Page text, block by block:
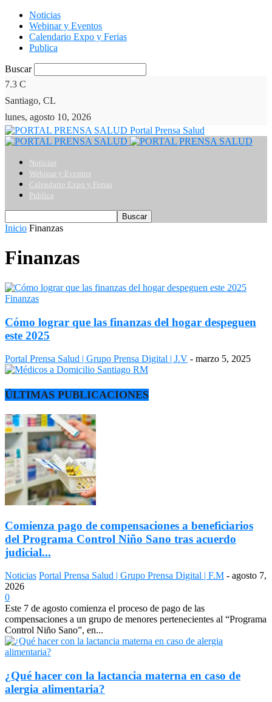
Noticias
Webinar y Eventos
Calendario Expo y Ferias
Publica
Buscar
7.3 C
Santiago, CL
lunes, agosto 10, 2026
Portal Prensa Salud
Noticias
Webinar y Eventos
Calendario Expo y Ferias
Publica
Inicio Finanzas
Finanzas
Finanzas
Cómo lograr que las finanzas del hogar despeguen
este 2025
Portal Prensa Salud | Grupo Prensa Digital | J.V - marzo 5, 2025
ÚLTIMAS PUBLICACIONES
Comienza pago de compensaciones a beneficiarios
del Programa Control Niño Sano tras acuerdo
judicial...
Noticias Portal Prensa Salud | Grupo Prensa Digital | F.M - agosto 7,
2026
0
Este 7 de agosto comienza el proceso de pago de las
compensaciones a un grupo de menores pertenecientes al “Programa
Control Niño Sano”, en...
¿Qué hacer con la lactancia materna en caso de
alergia alimentaria?